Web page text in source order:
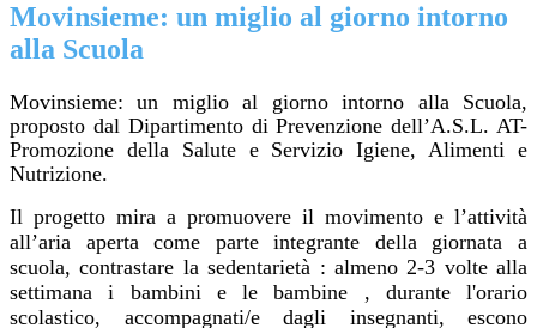
Movinsieme: un miglio al giorno intorno
alla Scuola
Movinsieme: un miglio al giorno intorno alla Scuola,
proposto dal Dipartimento di Prevenzione dell’A.S.L. AT-
Promozione della Salute e Servizio Igiene, Alimenti e
Nutrizione.
Il progetto mira a promuovere il movimento e l’attività
all’aria aperta come parte integrante della giornata a
scuola, contrastare la sedentarietà : almeno 2-3 volte alla
settimana i bambini e le bambine , durante l'orario
scolastico, accompagnati/e dagli insegnanti, escono